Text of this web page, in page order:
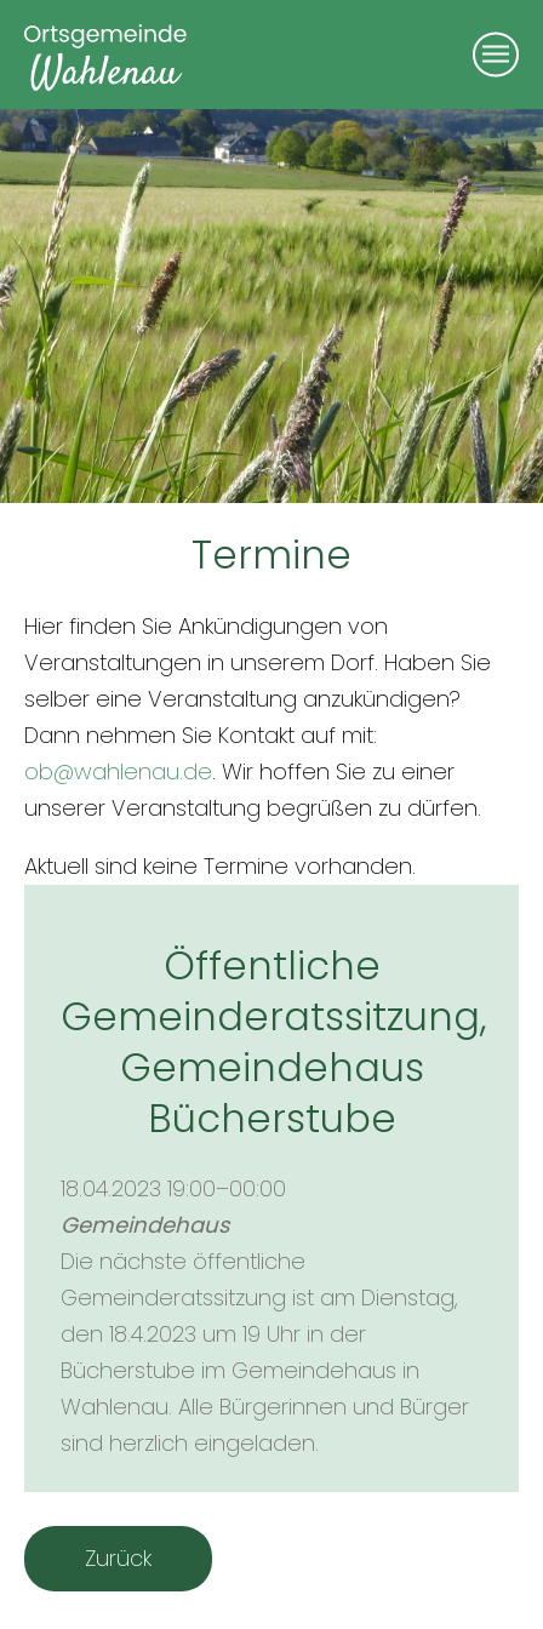
Termine
Hier finden Sie Ankündigungen von
Veranstaltungen in unserem Dorf. Haben Sie
selber eine Veranstaltung anzukündigen?
Dann nehmen Sie Kontakt auf mit:
ob@wahlenau.de. Wir hoffen Sie zu einer
unserer Veranstaltung begrüßen zu dürfen.
Aktuell sind keine Termine vorhanden.
Öffentliche
Gemeinderatssitzung,
Gemeindehaus
Bücherstube
18.04.2023 19:00–00:00
Gemeindehaus
Die nächste öffentliche
Gemeinderatssitzung ist am Dienstag,
den 18.4.2023 um 19 Uhr in der
Bücherstube im Gemeindehaus in
Wahlenau. Alle Bürgerinnen und Bürger
sind herzlich eingeladen.
Zurück